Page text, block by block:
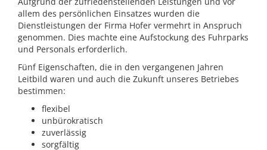
allem des persönlichen Einsatzes wurden die
Dienstleistungen der Firma Hofer vermehrt in Anspruch
genommen. Dies machte eine Aufstockung des Fuhrparks
und Personals erforderlich.
Fünf Eigenschaften, die in den vergangenen Jahren
Leitbild waren und auch die Zukunft unseres Betriebes
bestimmen:
flexibel
unbürokratisch
zuverlässig
sorgfältig